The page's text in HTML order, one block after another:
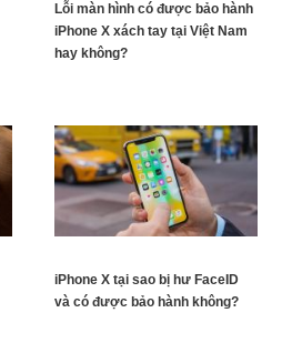
Lỗi màn hình có được bảo hành
iPhone X xách tay tại Việt Nam
hay không?
iPhone X tại sao bị hư FaceID
và có được bảo hành không?